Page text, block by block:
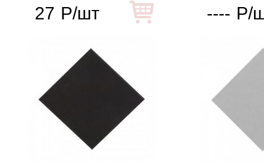
27 Р/шт
---- Р/